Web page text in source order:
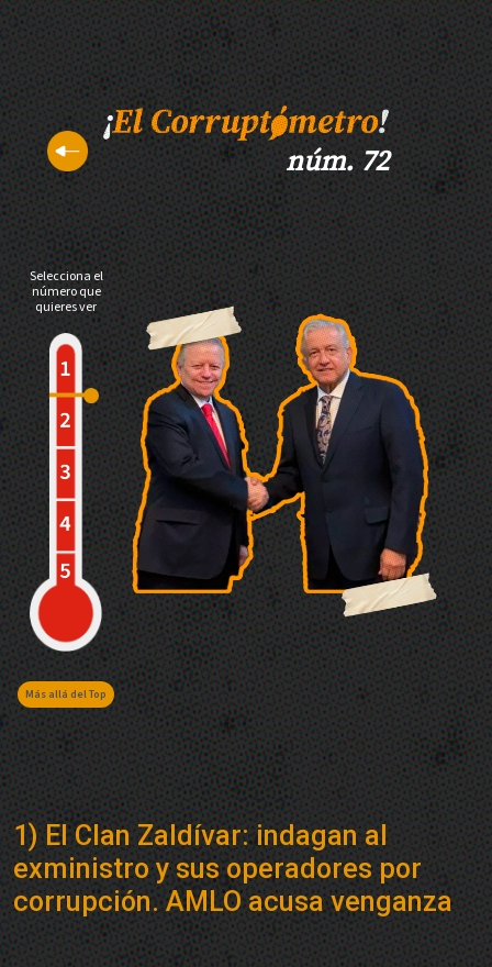
núm. 72
Selecciona el
número que
quieres ver
Más allá del Top
1) El Clan Zaldívar: indagan al
exministro y sus operadores por
corrupción. AMLO acusa venganza